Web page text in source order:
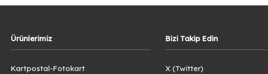
Ürünlerimiz
Kartpostal-Fotokart
Bizi Takip Edin
X (Twitter)